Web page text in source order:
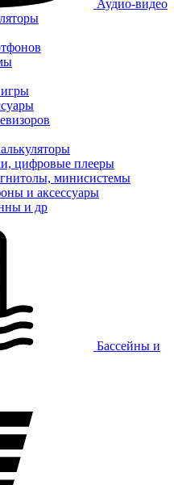
Аудио-видео
цифровые плееры
минисистемы
и аксессуары
и др
Бассейны и